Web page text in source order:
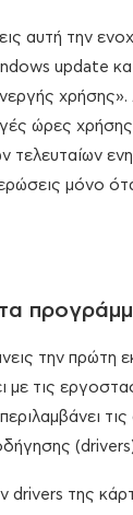
αυτή την
update
χρήσης».
ώρες
τελευταίων
μόνο
την πρώτη
με τις
drivers της